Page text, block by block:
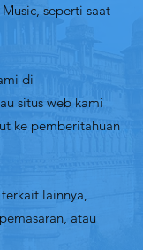
seperti saat
di
situs web kami
ke pemberitahuan
lainnya,
atau